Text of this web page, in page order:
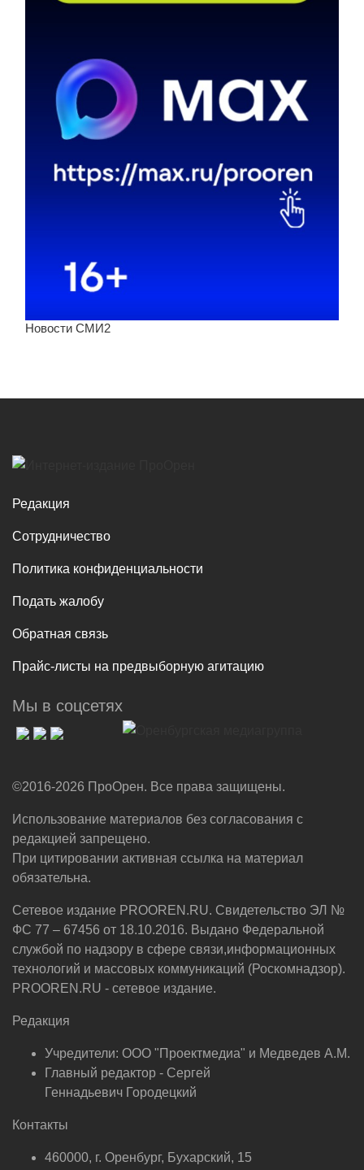
Новости СМИ2
Редакция
Сотрудничество
Политика конфиденциальности
Подать жалобу
Обратная связь
Прайс-листы на предвыборную агитацию
Мы в соцсетях
©2016-2026 ПроОрен. Все права защищены.
Использование материалов без согласования с
редакцией запрещено.
При цитировании активная ссылка на материал
обязательна.
Сетевое издание PROOREN.RU. Свидетельство ЭЛ №
ФС 77 – 67456 от 18.10.2016. Выдано Федеральной
службой по надзору в сфере связи,информационных
технологий и массовых коммуникаций (Роскомнадзор).
PROOREN.RU - сетевое издание.
Редакция
Учредители: ООО "Проектмедиа" и Медведев А.М.
Главный редактор - Сергей
Геннадьевич Городецкий
Контакты
460000, г. Оренбург, Бухарский, 15